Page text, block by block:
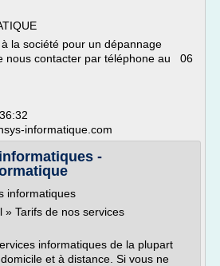
la société pour un dépannage
nous contacter par téléphone au 06
informatique.com
-
informatiques
» Tarifs de nos services
informatiques de la plupart
et à distance. Si vous ne